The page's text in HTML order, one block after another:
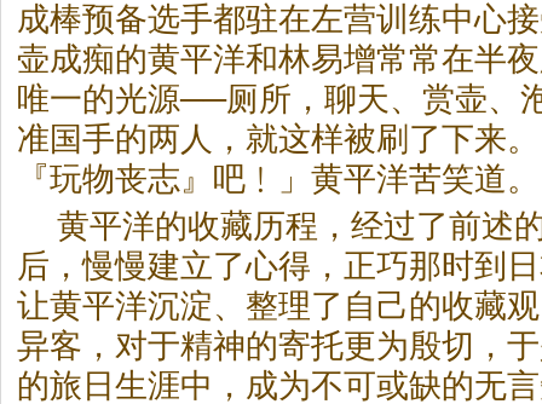
成棒预备选手都驻在左营训练中心
壶成痴的黄平洋和林易增常常在半
唯一的光源──厕所，聊天、赏壶、
准国手的两人，就这样被刷了下来
『玩物丧志』吧﹗」黄平洋苦笑道。
黄平洋的收藏历程，经过了前述
后，慢慢建立了心得，正巧那时到
让黄平洋沉淀、整理了自己的收藏
异客，对于精神的寄托更为殷切，
的旅日生涯中，成为不可或缺的无